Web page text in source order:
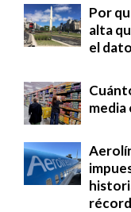
Por
alta
el
media
récord